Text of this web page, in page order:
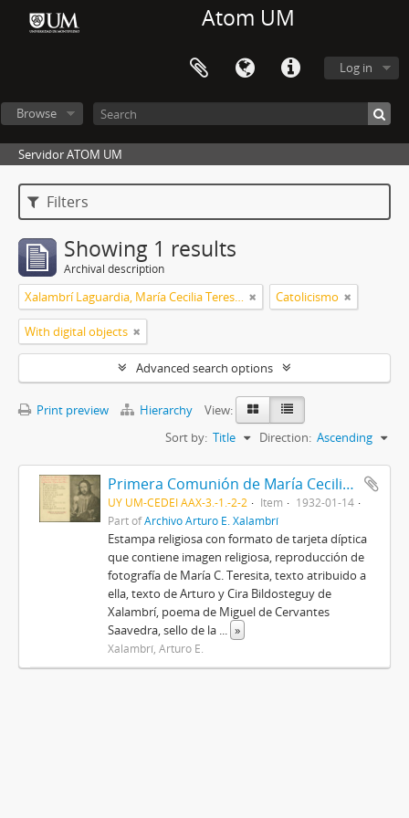
Atom UM
Log in
Browse
Servidor ATOM UM
Filters
Showing 1 results
Archival description
Xalambrí Laguardia, María Cecilia Teresita Catolicismo
With digital objects
Advanced search options
Print preview Hierarchy
View:
Sort by: Title Direction: Ascending
Primera Comunión de María Cecilia Teresita Xalambrí Laguardia
UY UM-CEDEI AAX-3.-1.-2-2 Item
1932-01-14
Part ofArchivo Arturo E. Xalambrí
Estampa religiosa con formato de tarjeta díptica
que contiene imagen religiosa, reproducción de
fotografía de María C. Teresita, texto atribuido a
ella, texto de Arturo y Cira Bildosteguy de
Xalambrí, poema de Miguel de Cervantes
Saavedra, sello de la ... »
Xalambrí, Arturo E.